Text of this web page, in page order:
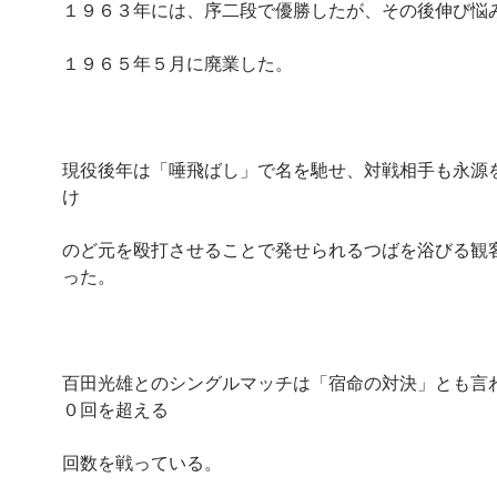
１９６３年には、序二段で優勝したが、その後伸び悩
１９６５年５月に廃業した。
現役後年は「唾飛ばし」で名を馳せ、対戦相手も永源
け
のど元を殴打させることで発せられるつばを浴びる観
った。
百田光雄とのシングルマッチは「宿命の対決」とも言
０回を超える
回数を戦っている。